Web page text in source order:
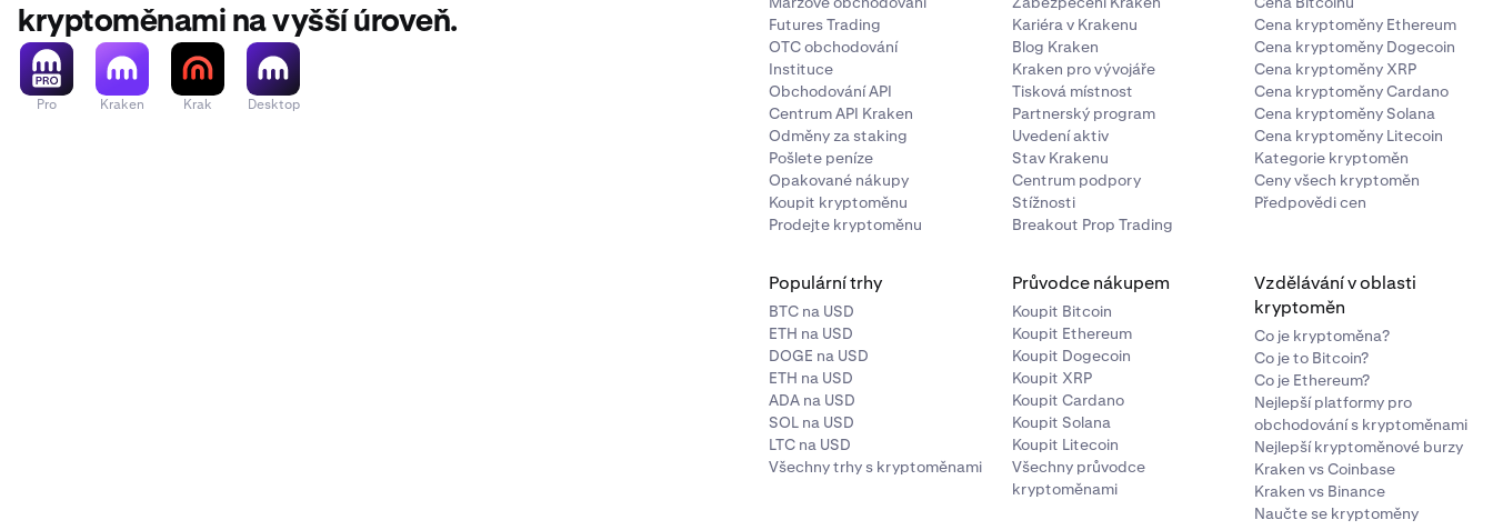
kryptoměnami na vyšší úroveň.
Pro Kraken Krak Desktop
Futures Trading
OTC obchodování
Instituce
Obchodování API
Centrum API Kraken
Odměny za staking
Pošlete peníze
Opakované nákupy
Koupit kryptoměnu
Prodejte kryptoměnu
Kariéra v Krakenu
Blog Kraken
Kraken pro vývojáře
Tisková místnost
Partnerský program
Uvedení aktiv
Stav Krakenu
Centrum podpory
Stížnosti
Breakout Prop Trading
Cena kryptoměny Ethereum
Cena kryptoměny Dogecoin
Cena kryptoměny XRP
Cena kryptoměny Cardano
Cena kryptoměny Solana
Cena kryptoměny Litecoin
Kategorie kryptoměn
Ceny všech kryptoměn
Předpovědi cen
Populární trhy
BTC na USD
ETH na USD
DOGE na USD
ETH na USD
ADA na USD
SOL na USD
LTC na USD
Všechny trhy s kryptoměnami
Průvodce nákupem
Koupit Bitcoin
Koupit Ethereum
Koupit Dogecoin
Koupit XRP
Koupit Cardano
Koupit Solana
Koupit Litecoin
Všechny průvodce
kryptoměnami
Vzdělávání v oblasti
kryptoměn
Co je kryptoměna?
Co je to Bitcoin?
Co je Ethereum?
Nejlepší platformy pro
obchodování s kryptoměnami
Nejlepší kryptoměnové burzy
Kraken vs Coinbase
Kraken vs Binance
Naučte se kryptoměny